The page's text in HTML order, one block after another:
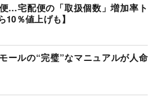
…宅配便の「取扱個数」増加率ト
10％値上げも】
ールの“完璧”なマニュアルが人命